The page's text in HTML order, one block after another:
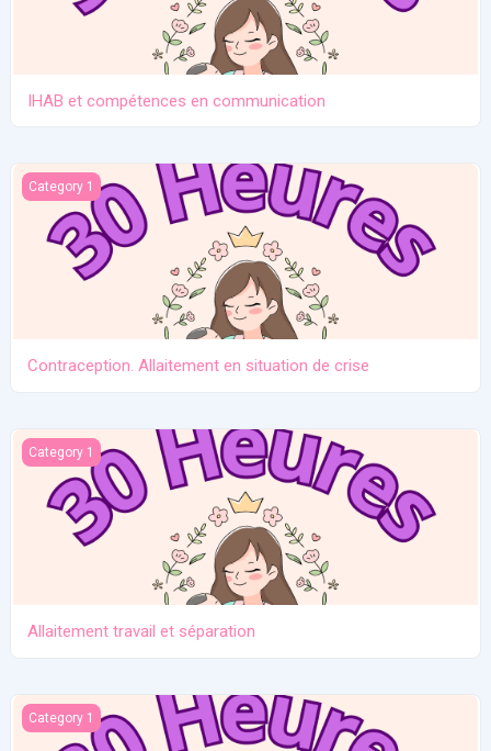
IHAB et compétences en communication
Contraception. Allaitement en situation de crise
Category 1
Contraception. Allaitement en situation de crise
Allaitement travail et séparation
Category 1
Allaitement travail et séparation
Introduction des solides
Category 1